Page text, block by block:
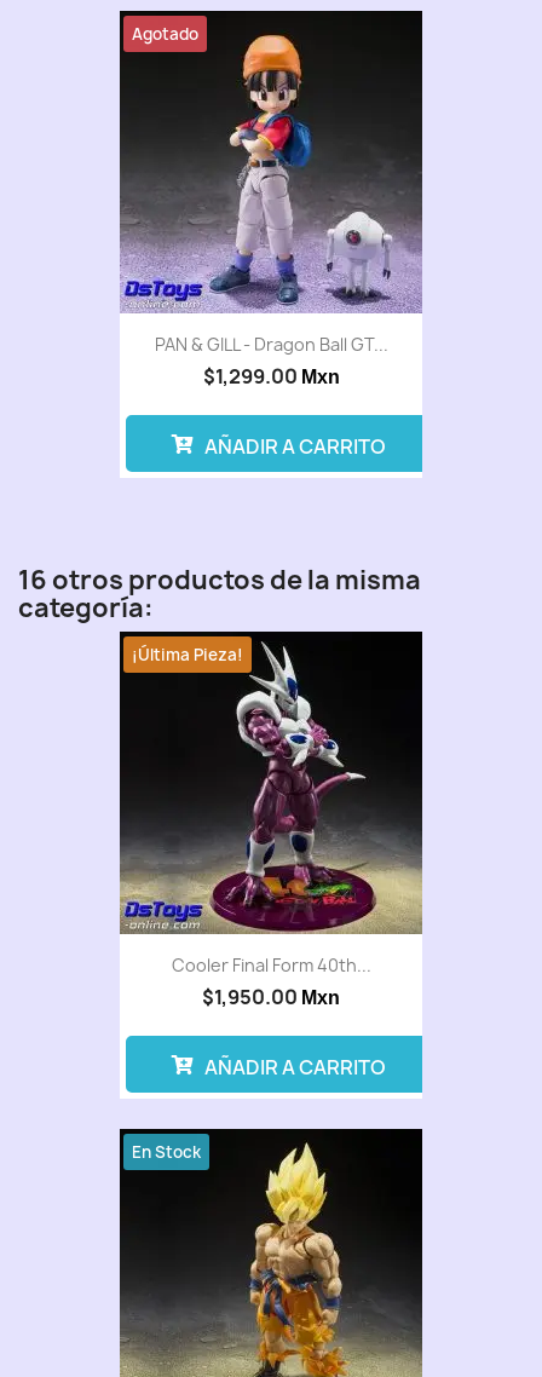
PAN & GILL - Dragon Ball GT...
$1,299.00 Mxn
Agotado
AÑADIR A CARRITO
16 otros productos de la misma
categoría:
Cooler Final Form 40th...
$1,950.00 Mxn
¡Última Pieza!
AÑADIR A CARRITO
En Stock